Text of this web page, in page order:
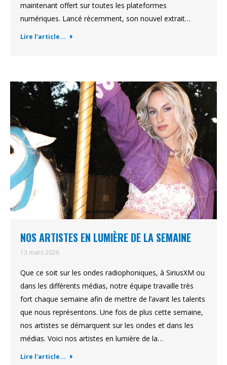
maintenant offert sur toutes les plateformes
numériques. Lancé récemment, son nouvel extrait…
Lire l'article...
NOS ARTISTES EN LUMIÈRE DE LA SEMAINE
13 mars 2026
Que ce soit sur les ondes radiophoniques, à SiriusXM ou
dans les différents médias, notre équipe travaille très
fort chaque semaine afin de mettre de l’avant les talents
que nous représentons. Une fois de plus cette semaine,
nos artistes se démarquent sur les ondes et dans les
médias. Voici nos artistes en lumière de la…
Lire l'article...